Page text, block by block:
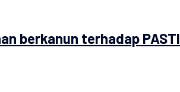
berkanun terhadap PASTI